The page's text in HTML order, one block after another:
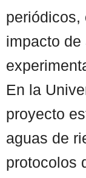
periódicos,
impacto
En la
proyecto
aguas de
protocolos